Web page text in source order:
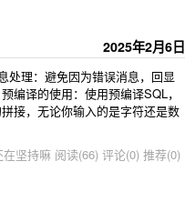
2025年2月6日
处理：避免因为错误消息，回显
编译的使用：使用预编译SQL，
接，无论你输入的是字符还是数
在坚持嘛 阅读(66) 评论(0) 推荐(0)